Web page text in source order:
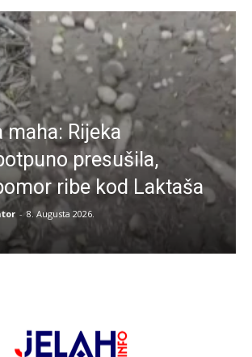
maha: Rijeka
presušila,
ribe kod Laktaša
- 8. Augusta 2026.